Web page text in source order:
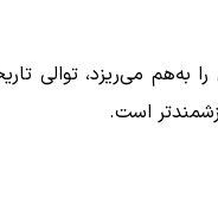
به‌هم می‌ریزد، توالی
است.